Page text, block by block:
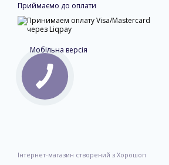
Приймаємо до оплати
Мобільна версія
Інтернет-магазин створений з Хорошоп